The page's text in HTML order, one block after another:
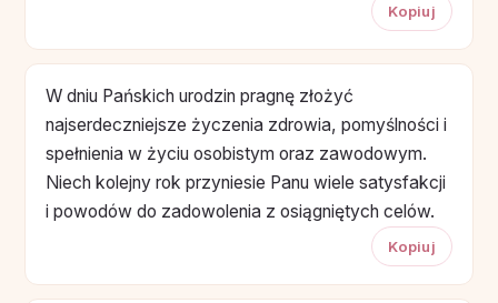
Kopiuj
W dniu Pańskich urodzin pragnę złożyć
najserdeczniejsze życzenia zdrowia, pomyślności i
spełnienia w życiu osobistym oraz zawodowym.
Niech kolejny rok przyniesie Panu wiele satysfakcji
i powodów do zadowolenia z osiągniętych celów.
Kopiuj